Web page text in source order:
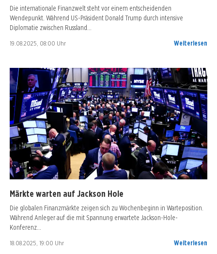
Die internationale Finanzwelt steht vor einem entscheidenden
Wendepunkt. Während US-Präsident Donald Trump durch intensive
Diplomatie zwischen Russland…
19.08.2025, 08:00 Uhr Weiterlesen
Märkte warten auf Jackson Hole
Die globalen Finanzmärkte zeigen sich zu Wochenbeginn in Warteposition.
Während Anleger auf die mit Spannung erwartete Jackson-Hole-
Konferenz…
18.08.2025, 19:00 Uhr Weiterlesen